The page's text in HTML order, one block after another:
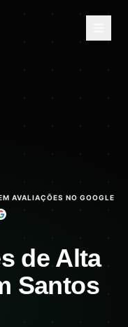
AVALIAÇÕES NO GOOGLE
de Alta
Santos